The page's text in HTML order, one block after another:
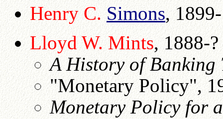
Henry C.Simons,
Lloyd W. Mints, 1888-?
A History of Banking
"Monetary Policy",
Monetary Policy for